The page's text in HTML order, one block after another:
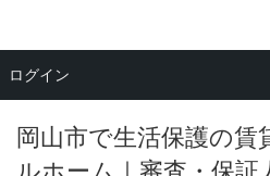
岡山市で生活保護の賃
メニュー
ログイン